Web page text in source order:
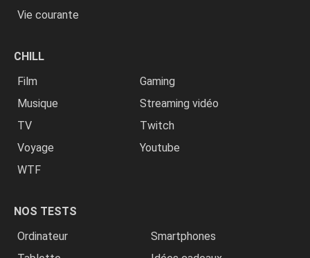
Vie courante
CHILL
Film
Gaming
Musique
Streaming vidéo
TV
Twitch
Voyage
Youtube
WTF
NOS TESTS
Ordinateur
Smartphones